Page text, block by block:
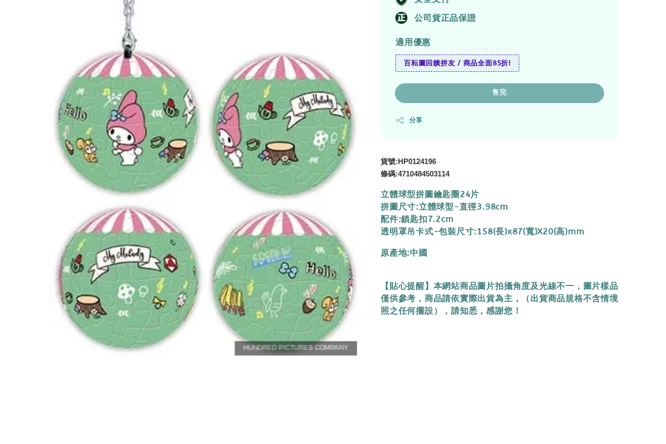
公司貨正品保證
適用優惠
百耘圖回饋拼友 / 商品全面85折!
售完
分享
貨號:HP0124196
條碼:4710484503114
立體球型拼圖鑰匙圈24片
拼圖尺寸:立體球型-直徑3.98cm
配件:鎖匙扣7.2cm
透明罩吊卡式-包裝尺寸:158(長)x87(寬)X20(高)mm
原產地:中國
【貼心提醒】本網站商品圖片拍攝角度及光線不一，圖片樣品
僅供參考，商品請依實際出貨為主，（出貨商品規格不含情境
照之任何擺設），請知悉，感謝您！